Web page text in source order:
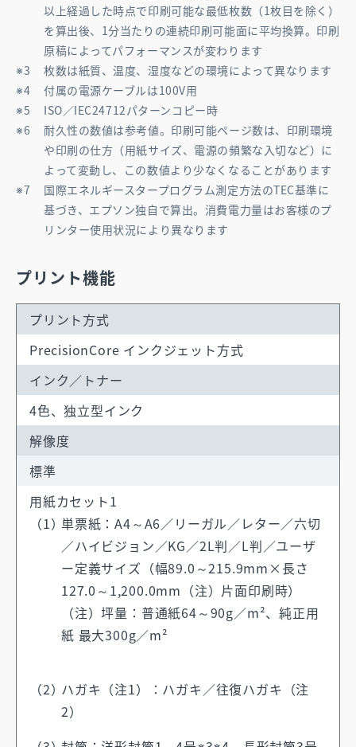
以上経過した時点で印刷可能な最低枚数（1枚目を除く）
を算出後、1分当たりの連続印刷可能面に平均換算。印刷
原稿によってパフォーマンスが変わります
枚数は紙質、温度、湿度などの環境によって異なります
付属の電源ケーブルは100V用
ISO／IEC24712パターンコピー時
耐久性の数値は参考値。印刷可能ページ数は、印刷環境
や印刷の仕方（用紙サイズ、電源の頻繁な入切など）に
よって変動し、この数値より少なくなることがあります
国際エネルギースタープログラム測定方法のTEC基準に
基づき、エプソン独自で算出。消費電力量はお客様のプ
リンター使用状況により異なります
プリント機能
プリント方式
PrecisionCore インクジェット方式
インク／トナー
4色、独立型インク
解像度
標準
用紙カセット1
単票紙：A4～A6／リーガル／レター／六切
／ハイビジョン／KG／2L判／L判／ユーザ
ー定義サイズ（幅89.0～215.9mm×長さ
127.0～1,200.0mm（注）片面印刷時）
（注）坪量：普通紙64～90g／m²、純正用
紙 最大300g／m²
ハガキ（注1）：ハガキ／往復ハガキ（注
2）